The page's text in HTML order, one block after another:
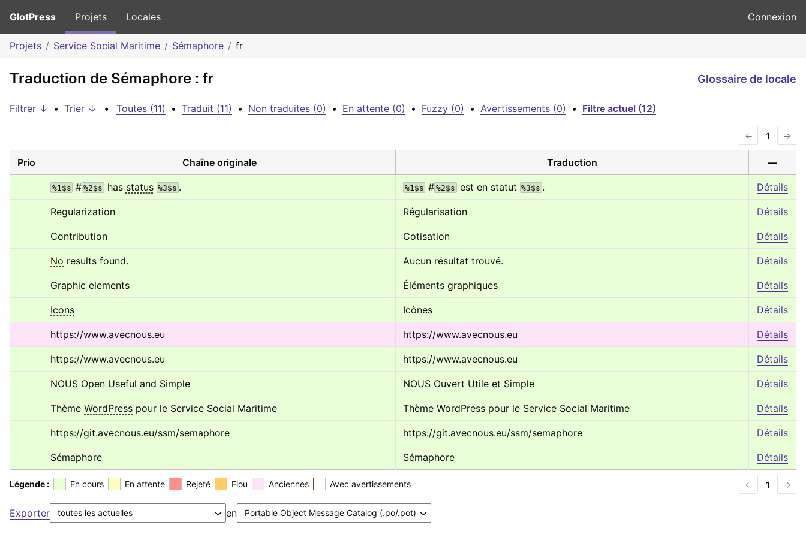
GlotPress Projets Locales Connexion
Projets Service Social Maritime Sémaphore fr
Traduction de Sémaphore : fr Glossaire de locale
Filtrer ↓ • Trier ↓ • Toutes (11) • Traduit (11) • Non traduites (0) • En attente (0) • Fuzzy (0) • Avertissements (0) • Filtre actuel (12)
← 1 →
Prio Chaîne originale Traduction —
%1$s #%2$s has status %3$s . %1$s #%2$s est en statut %3$s . Détails
Regularization Régularisation Détails
Contribution Cotisation Détails
No results found. Aucun résultat trouvé. Détails
Graphic elements Éléments graphiques Détails
Icons Icônes Détails
https://www.avecnous.eu https://www.avecnous.eu Détails
https://www.avecnous.eu https://www.avecnous.eu Détails
NOUS Open Useful and Simple NOUS Ouvert Utile et Simple Détails
Thème WordPress pour le Service Social Maritime Thème WordPress pour le Service Social Maritime Détails
https://git.avecnous.eu/ssm/semaphore https://git.avecnous.eu/ssm/semaphore Détails
Sémaphore Sémaphore Détails
Légende : En cours En attente Rejeté Flou Anciennes Avec avertissements ← 1 →
Exporter en